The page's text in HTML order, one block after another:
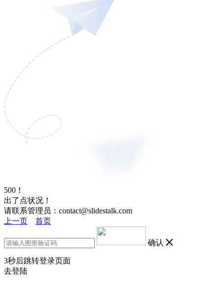
500！
出了点状况！
请联系管理员：contact@slidestalk.com
上一页
首页
确认
3秒后跳转登录页面
去登陆